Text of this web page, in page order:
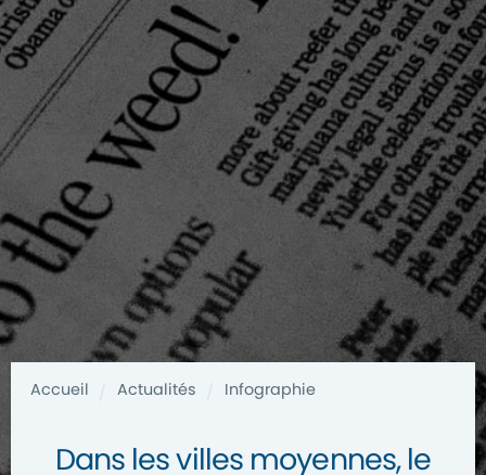
Accueil Actualités Infographie
Dans les villes moyennes, le